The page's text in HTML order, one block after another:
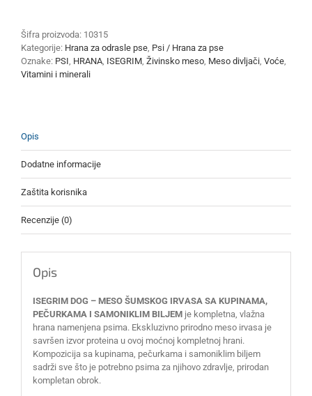
IRVASA
SA
KUPINAMA,
PEČURKAMA
6kom
Šifra proizvoda: 10315
Kategorije: Hrana za odrasle pse Psi / Hrana za pse
Oznake: PSI HRANA ISEGRIM Živinsko meso Meso divljači Voće
Vitamini i minerali
Opis
Dodatne informacije
Zaštita korisnika
Recenzije (0)
Opis
ISEGRIM DOG – MESO ŠUMSKOG IRVASA SA KUPINAMA,
PEČURKAMA I SAMONIKLIM BILJEMje kompletna, vlažna
hrana namenjena psima. Ekskluzivno prirodno meso irvasa je
savršen izvor proteina u ovoj moćnoj kompletnoj hrani.
Kompozicija sa kupinama, pečurkama i samoniklim biljem
sadrži sve što je potrebno psima za njihovo zdravlje, prirodan
kompletan obrok.